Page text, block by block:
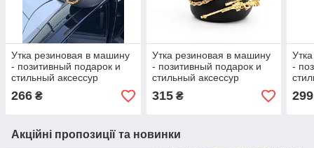
Утка резиновая в машину
- позитивный подарок и
стильный аксессур
266 ₴
Утка резиновая в машину
- позитивный подарок и
стильный аксессур
315₴
-
299
Акційні пропозиції та новинки